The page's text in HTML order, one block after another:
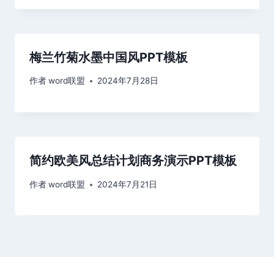
梅兰竹菊水墨中国风PPT模板
作者word联盟 2024年7月28日
简约欧美风总结计划商务演示PPT模板
作者word联盟 2024年7月21日